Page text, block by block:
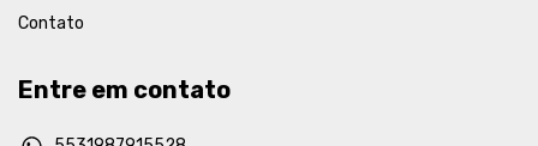
Contato
Entre em contato